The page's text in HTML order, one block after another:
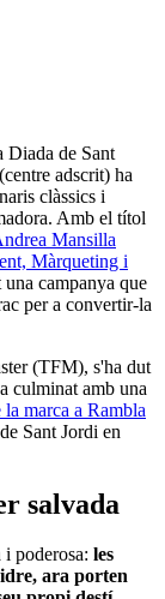
Diada de Sant
(centre adscrit) ha
clàssics i
Amb el títol
Mansilla
Màrqueting i
campanya que
per a convertir-la
(TFM), s'ha dut
culminat amb una
la marca a Rambla
Sant Jordi en
salvada
i poderosa: les
ara porten